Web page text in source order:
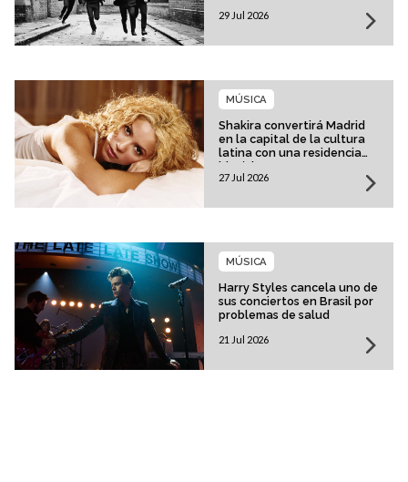
29 Jul 2026
Shakira convertirá Madrid
en la capital de la cultura
latina con una residencia
histórica
MÚSICA
27 Jul 2026
Harry Styles cancela uno de
sus conciertos en Brasil por
problemas de salud
MÚSICA
21 Jul 2026